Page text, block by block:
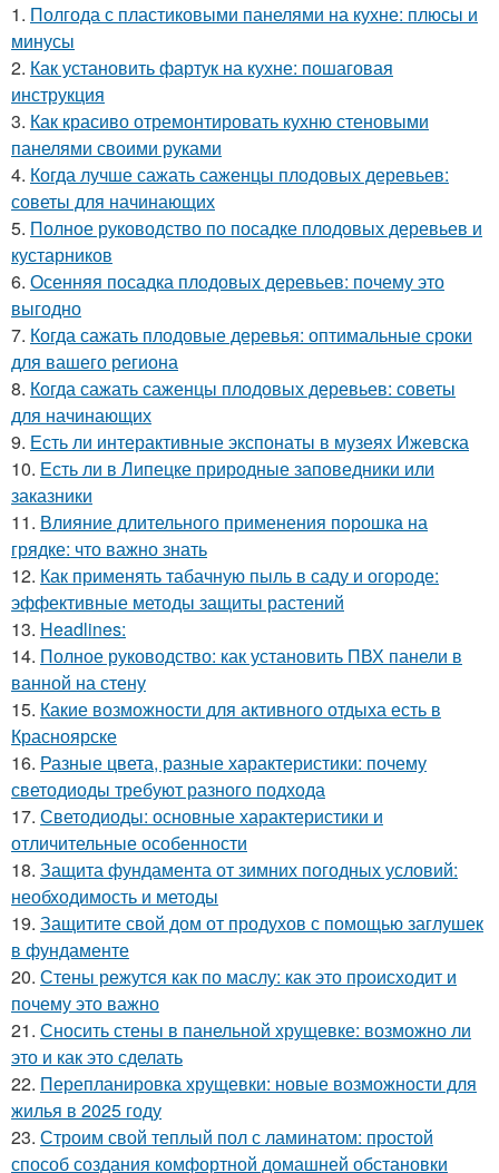
1. Полгода с пластиковыми панелями на кухне: плюсы и
минусы
2. Как установить фартук на кухне: пошаговая
инструкция
3. Как красиво отремонтировать кухню стеновыми
панелями своими руками
4. Когда лучше сажать саженцы плодовых деревьев:
советы для начинающих
5. Полное руководство по посадке плодовых деревьев и
кустарников
6. Осенняя посадка плодовых деревьев: почему это
выгодно
7. Когда сажать плодовые деревья: оптимальные сроки
для вашего региона
8. Когда сажать саженцы плодовых деревьев: советы
для начинающих
9. Есть ли интерактивные экспонаты в музеях Ижевска
10. Есть ли в Липецке природные заповедники или
заказники
11. Влияние длительного применения порошка на
грядке: что важно знать
12. Как применять табачную пыль в саду и огороде:
эффективные методы защиты растений
13. Headlines:
14. Полное руководство: как установить ПВХ панели в
ванной на стену
15. Какие возможности для активного отдыха есть в
Красноярске
16. Разные цвета, разные характеристики: почему
светодиоды требуют разного подхода
17. Светодиоды: основные характеристики и
отличительные особенности
18. Защита фундамента от зимних погодных условий:
необходимость и методы
19. Защитите свой дом от продухов с помощью заглушек
в фундаменте
20. Стены режутся как по маслу: как это происходит и
почему это важно
21. Сносить стены в панельной хрущевке: возможно ли
это и как это сделать
22. Перепланировка хрущевки: новые возможности для
жилья в 2025 году
23. Строим свой теплый пол с ламинатом: простой
способ создания комфортной домашней обстановки